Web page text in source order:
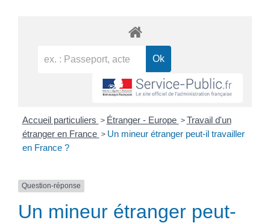
Accueil particuliers > Étranger - Europe > Travail d'un
étranger en France > Un mineur étranger peut-il travailler
en France ?
Question-réponse
Un mineur étranger peut-